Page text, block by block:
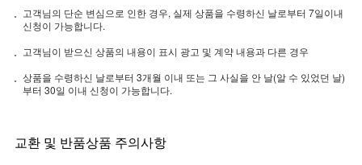
고객님의 단순 변심으로 인한 경우, 실제 상품을 수령하신 날로부터 7일이내
신청이 가능합니다.
고객님이 받으신 상품의 내용이 표시 광고 및 계약 내용과 다른 경우
상품을 수령하신 날로부터 3개월 이내 또는 그 사실을 안 날(알 수 있었던 날)
부터 30일 이내 신청이 가능합니다.
교환 및 반품상품 주의사항